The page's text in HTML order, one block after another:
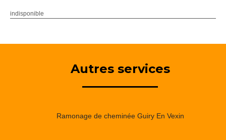
indisponible
Autres services
Ramonage de cheminée Guiry En Vexin